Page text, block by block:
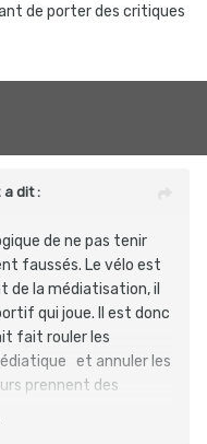
de porter des critiques
a dit :
de ne pas tenir
faussés. Le vélo est
la médiatisation, il
qui joue. Il est donc
fait rouler les
et annuler les
prennent des
et le sport. Il